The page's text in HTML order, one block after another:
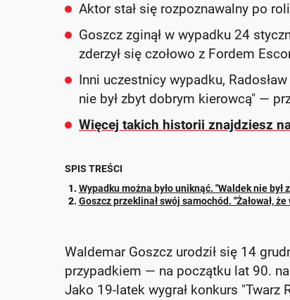
Aktor stał się rozpoznawalny po
Goszcz zginął w wypadku 24
zderzył się czołowo z Fordem
Inni uczestnicy wypadku,
nie był zbyt dobrym kierowcą" —
Więcej takich historii znajdziesz
SPIS TREŚCI
Wypadku można było uniknąć. "Waldek nie był
Goszcz przeklinał swój samochód. "Żałował, że
Waldemar Goszcz urodził się 14
przypadkiem — na początku lat 90.
Jako 19-latek wygrał konkurs "Twarz